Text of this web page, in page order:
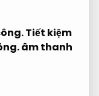
Tiết kiệm
âm thanh